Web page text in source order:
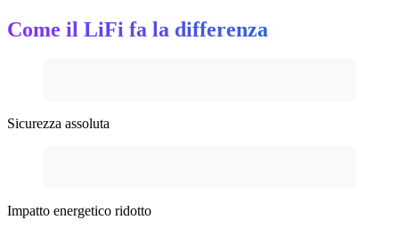
Come il LiFi fa la differenza
Sicurezza assoluta
Impatto energetico ridotto